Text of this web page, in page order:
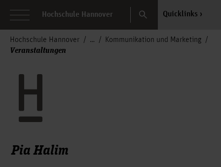
Hochschule Hannover Search Quicklinks
Hochschule Hannover Kommunikation und Marketing
Veranstaltungen
Pia Halim